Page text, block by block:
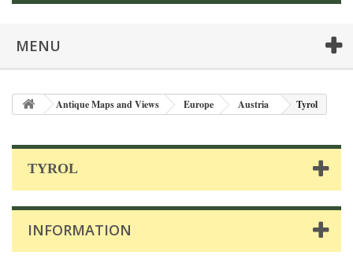
MENU
Antique Maps and Views Europe Austria Tyrol
TYROL
INFORMATION